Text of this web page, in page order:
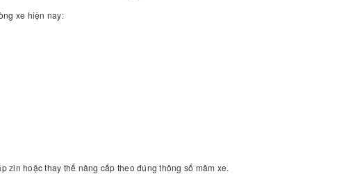
xe hiện nay:
zin hoặc thay thế nâng cấp theo đúng thông số mâm xe.